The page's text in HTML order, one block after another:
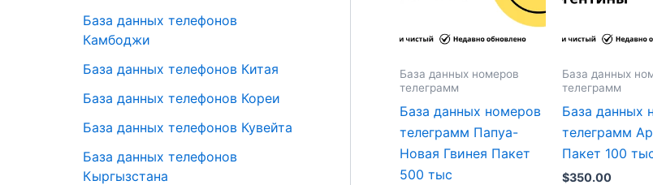
База данных телефонов
Камбоджи
База данных телефонов Китая
База данных телефонов Кореи
База данных телефонов Кувейта
База данных телефонов
Кыргызстана
База данных номеров
телеграмм
База данных номеров
телеграмм Папуа-
Новая Гвинея Пакет
500 тыс
База данных
телеграмм
База данных
телеграмм
Пакет 100
$350.00